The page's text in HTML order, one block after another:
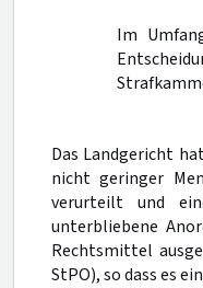
Im
Das Landgericht
nicht geringer
verurteilt und
unterbliebene
Rechtsmittel
StPO), so dass es